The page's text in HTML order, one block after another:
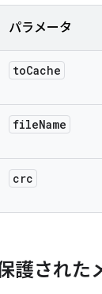
パラメータ
toCache
fileName
crc
護された